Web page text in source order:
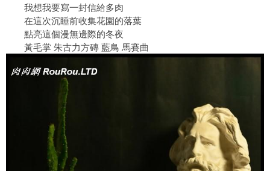
我想我要寫一封信給多肉
在這次沉睡前收集花園的落葉
點亮這個漫無邊際的冬夜
黃毛掌 朱古力方磚 藍鳥 馬賽曲